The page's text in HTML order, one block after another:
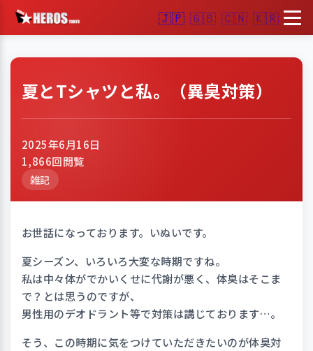
🇯🇵 🇬🇧 🇨🇳 🇰🇷
夏とTシャツと私。（異臭対策）
2025年6月16日
1,866回閲覧
雑記
お世話になっております。いぬいです。
夏シーズン、いろいろ大変な時期ですね。
私は中々体がでかいくせに代謝が悪く、体臭はそこま
で？とは思うのですが、
男性用のデオドラント等で対策は講じております…。
そう、この時期に気をつけていただきたいのが体臭対